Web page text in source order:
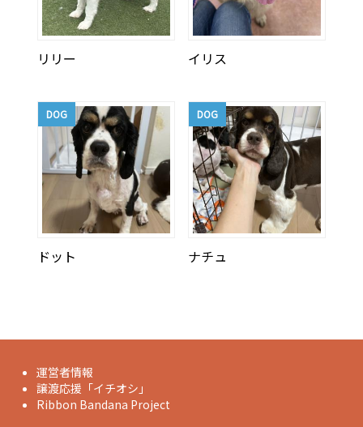
リリー イリス
DOG
ドット
DOG
ナチュ
運営者情報
譲渡応援「イチオシ」
Ribbon Bandana Project